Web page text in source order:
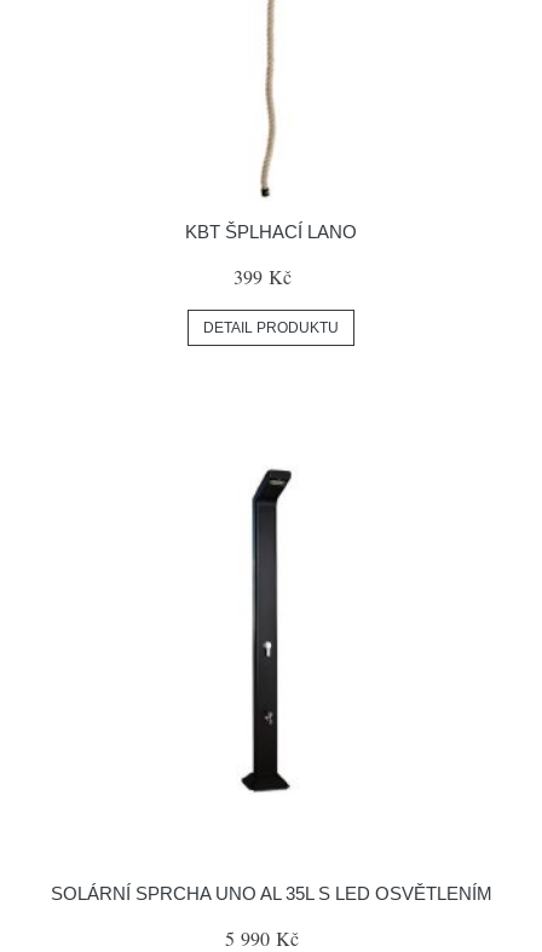
KBT ŠPLHACÍ LANO
399 Kč
DETAIL PRODUKTU
SOLÁRNÍ SPRCHA UNO AL 35L S LED OSVĚTLENÍM
5 990 Kč